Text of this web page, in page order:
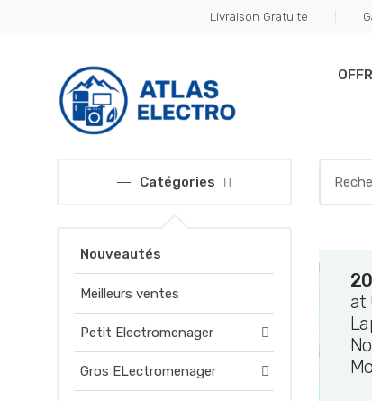
Livraison Gratuite
Catégories
Nouveautés
Meilleurs ventes
Petit Electromenager
Gros ELectromenager
for:
at